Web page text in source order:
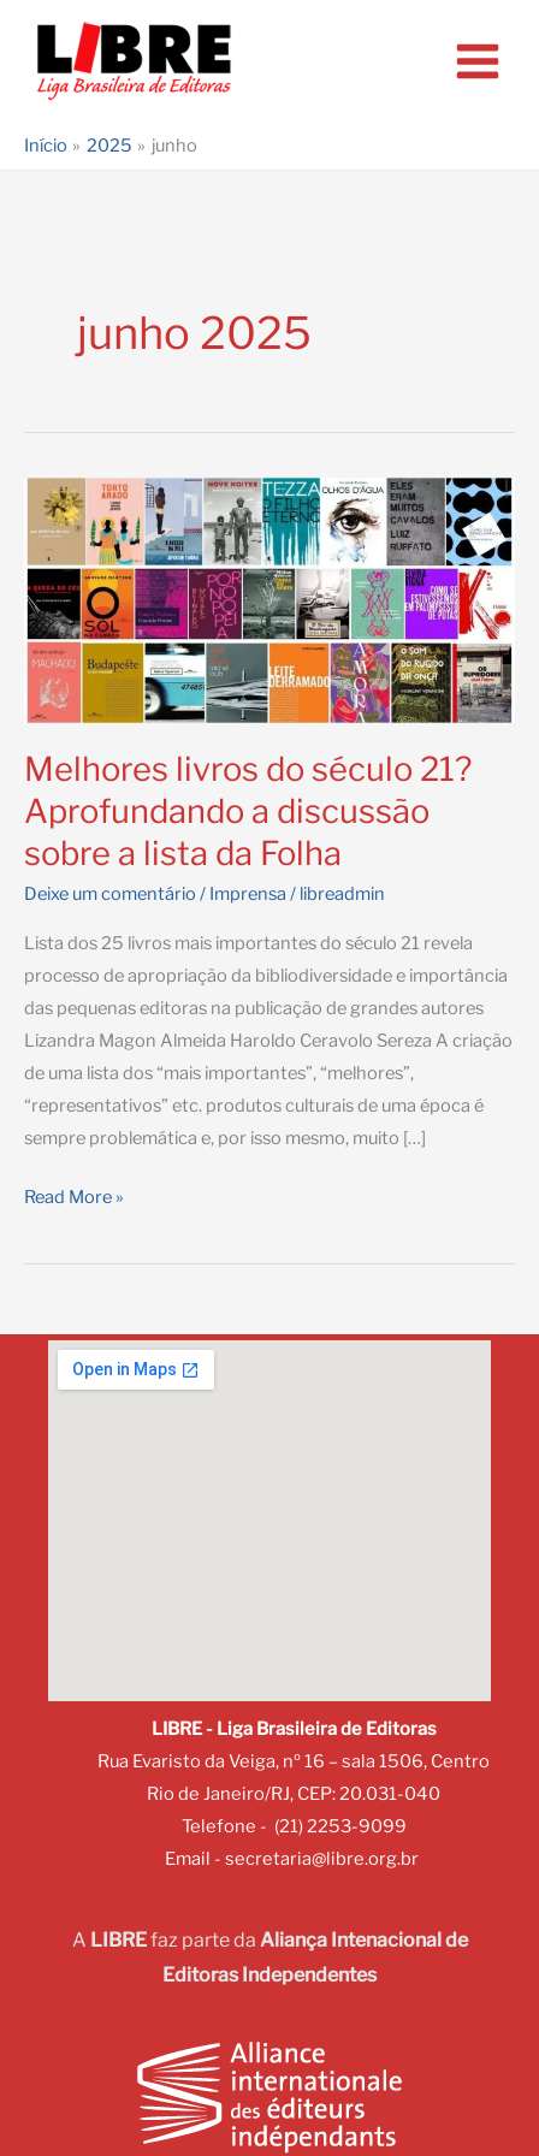
Início
2025 junho
junho 2025
Melhores livros do século 21?
Aprofundando a discussão
sobre a lista da Folha
Deixe um comentário / Imprensa / libreadmin
Lista dos 25 livros mais importantes do século 21 revela
processo de apropriação da bibliodiversidade e importância
das pequenas editoras na publicação de grandes autores
Lizandra Magon Almeida Haroldo Ceravolo Sereza A criação
de uma lista dos “mais importantes”, “melhores”,
“representativos” etc. produtos culturais de uma época é
sempre problemática e, por isso mesmo, muito […]
Melhores
do
Aprofundando
Read More »
LIBRE - Liga Brasileira de Editoras
Rua Evaristo da Veiga, nº 16 – sala 1506, Centro
Rio de Janeiro/RJ, CEP: 20.031-040
Telefone - (21) 2253-9099
Email - secretaria@libre.org.br
A LIBREfaz parte da Aliança Intenacional de
Editoras Independentes